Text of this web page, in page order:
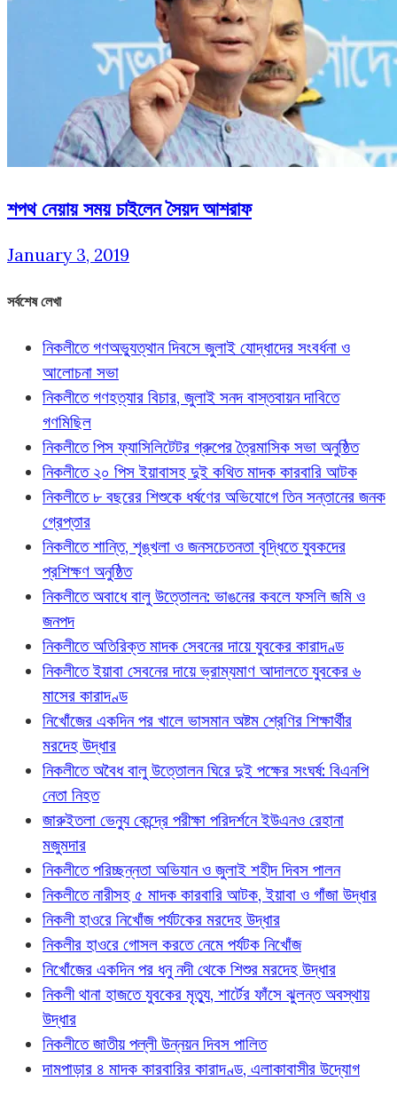
শপথ নেয়ায় সময় চাইলেন সৈয়দ আশরাফ
January 3, 2019
সর্বশেষ লেখা
নিকলীতে গণঅভ্যুত্থান দিবসে জুলাই যোদ্ধাদের সংবর্ধনা ও
আলোচনা সভা
নিকলীতে গণহত্যার বিচার, জুলাই সনদ বাস্তবায়ন দাবিতে
গণমিছিল
নিকলীতে পিস ফ্যাসিলিটেটর গ্রুপের ত্রৈমাসিক সভা অনুষ্ঠিত
নিকলীতে ২০ পিস ইয়াবাসহ দুই কথিত মাদক কারবারি আটক
নিকলীতে ৮ বছরের শিশুকে ধর্ষণের অভিযোগে তিন সন্তানের জনক
গ্রেপ্তার
নিকলীতে শান্তি, শৃঙ্খলা ও জনসচেতনতা বৃদ্ধিতে যুবকদের
প্রশিক্ষণ অনুষ্ঠিত
নিকলীতে অবাধে বালু উত্তোলন: ভাঙনের কবলে ফসলি জমি ও
জনপদ
নিকলীতে অতিরিক্ত মাদক সেবনের দায়ে যুবকের কারাদণ্ড
নিকলীতে ইয়াবা সেবনের দায়ে ভ্রাম্যমাণ আদালতে যুবকের ৬
মাসের কারাদণ্ড
নিখোঁজের একদিন পর খালে ভাসমান অষ্টম শ্রেণির শিক্ষার্থীর
মরদেহ উদ্ধার
নিকলীতে অবৈধ বালু উত্তোলন ঘিরে দুই পক্ষের সংঘর্ষ: বিএনপি
নেতা নিহত
জারুইতলা ভেন্যু কেন্দ্রে পরীক্ষা পরিদর্শনে ইউএনও রেহানা
মজুমদার
নিকলীতে পরিচ্ছন্নতা অভিযান ও জুলাই শহীদ দিবস পালন
নিকলীতে নারীসহ ৫ মাদক কারবারি আটক, ইয়াবা ও গাঁজা উদ্ধার
নিকলী হাওরে নিখোঁজ পর্যটকের মরদেহ উদ্ধার
নিকলীর হাওরে গোসল করতে নেমে পর্যটক নিখোঁজ
নিখোঁজের একদিন পর ধনু নদী থেকে শিশুর মরদেহ উদ্ধার
নিকলী থানা হাজতে যুবকের মৃত্যু, শার্টের ফাঁসে ঝুলন্ত অবস্থায়
উদ্ধার
নিকলীতে জাতীয় পল্লী উন্নয়ন দিবস পালিত
দামপাড়ার ৪ মাদক কারবারির কারাদণ্ড, এলাকাবাসীর উদ্যোগ